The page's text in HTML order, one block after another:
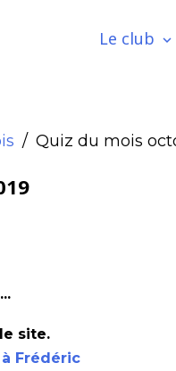
Le club
Quiz du mois
site.
Frédéric